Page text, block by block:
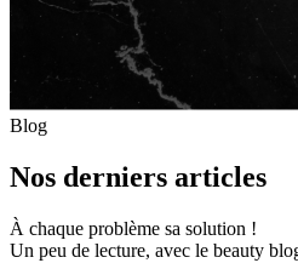
Blog
Nos derniers articles
À chaque problème sa solution !
Un peu de lecture, avec le beauty